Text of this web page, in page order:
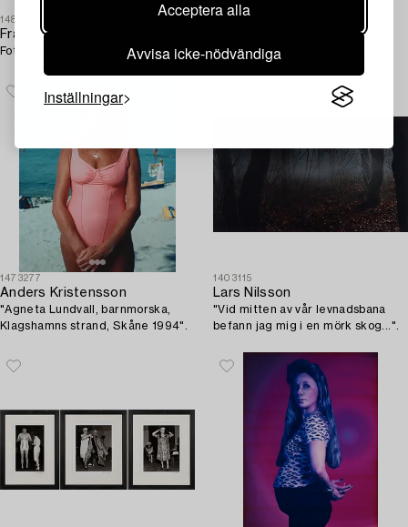
Acceptera alla
Avvisa icke-nödvändiga
Inställningar
1485272
Frank Darius
Fotografi. "Girl with Red Coat", 2006.
1473277
Anders Kristensson
"Agneta Lundvall, barnmorska,
Klagshamns strand, Skåne 1994".
1403115
Lars Nilsson
"Vid mitten av vår levnadsbana
befann jag mig i en mörk skog...".